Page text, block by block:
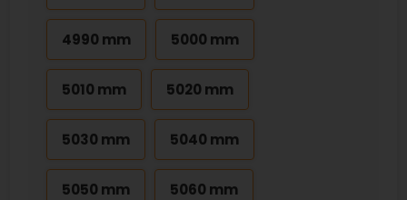
4990 mm 5000 mm
5010 mm 5020 mm
5030 mm 5040 mm
5050 mm 5060 mm